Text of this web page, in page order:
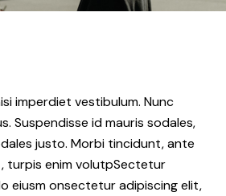
imperdiet vestibulum. Nunc
Suspendisse id mauris sodales,
justo. Morbi tincidunt, ante
turpis enim volutpSectetur
eiusm onsectetur adipiscing elit,